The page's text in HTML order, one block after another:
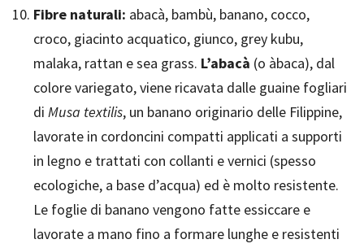
Fibre naturali: abacà, bambù, banano, cocco,
croco, giacinto acquatico, giunco, grey kubu,
malaka, rattan e sea grass. L’abacà (o àbaca), dal
colore variegato, viene ricavata dalle guaine fogliari
di Musa textilis, un banano originario delle Filippine,
lavorate in cordoncini compatti applicati a supporti
in legno e trattati con collanti e vernici (spesso
ecologiche, a base d’acqua) ed è molto resistente.
Le foglie di banano vengono fatte essiccare e
lavorate a mano fino a formare lunghe e resistenti